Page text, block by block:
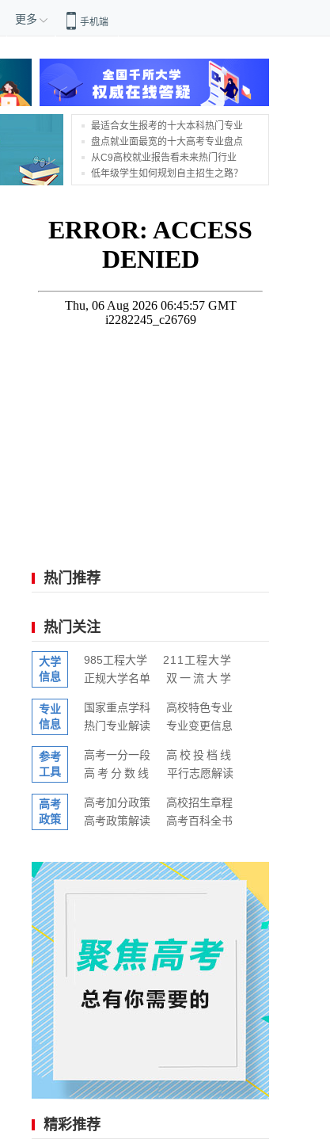
更多 手机端
最适合女生报考的十大本科热门专业
盘点就业面最宽的十大高考专业盘点
从C9高校就业报告看未来热门行业
低年级学生如何规划自主招生之路？
热门推荐
热门关注
大学
信息
985工程大学
211工程大学
正规大学名单
双一流大学
专业
信息
国家重点学科
高校特色专业
热门专业解读
专业变更信息
参考
工具
高考一分一段
高校投档线
高考分数线
平行志愿解读
高考
政策
高考加分政策
高校招生章程
高考政策解读
高考百科全书
精彩推荐